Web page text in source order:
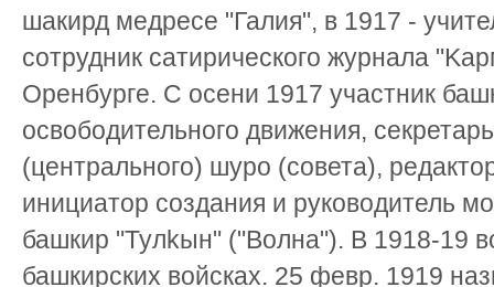
шакирд медресе "Галия", в 1917 -
сотрудник сатирического журнала
Оренбурге. С осени 1917 участник
освободительного движения,
(центрального) шуро (совета),
инициатор создания и руководитель
башкир "Тулkын" ("Волна"). В 1918-19
башкирских войсках. 25 февр. 1919